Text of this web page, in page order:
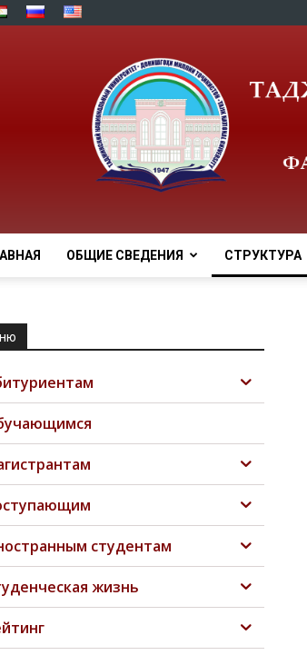
ОБЩИЕ СВЕДЕНИЯ СТРУКТУРА
студентам
жизнь